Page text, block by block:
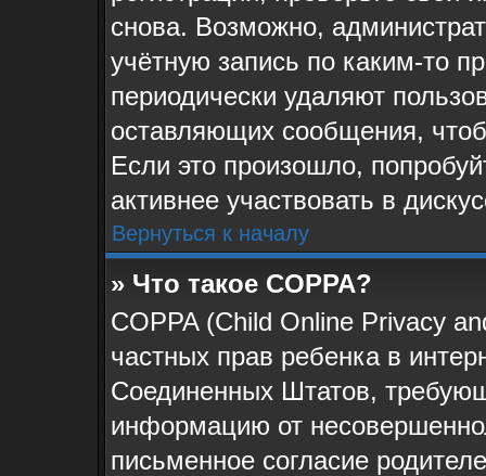
снова. Возможно,
учётную запись по каким-то
периодически удаляют
оставляющих сообщения,
Если это произошло,
активнее участвовать в
Вернуться к началу
» Что такое COPPA?
COPPA (Child Online Privacy
частных прав ребенка в
Соединенных Штатов,
информацию от
письменное согласие